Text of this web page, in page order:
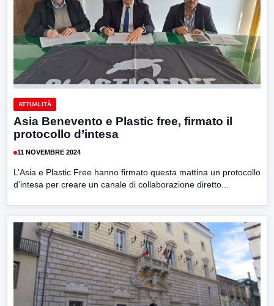
ATTUALITÀ
Asia Benevento e Plastic free, firmato il
protocollo d’intesa
11 NOVEMBRE 2024
L’Asia e Plastic Free hanno firmato questa mattina un protocollo
d’intesa per creare un canale di collaborazione diretto...